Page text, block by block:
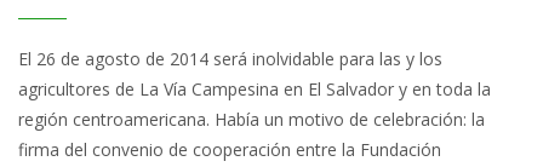
El 26 de agosto de 2014 será inolvidable para las y los
agricultores de La Vía Campesina en El Salvador y en toda la
región centroamericana. Había un motivo de celebración: la
firma del convenio de cooperación entre la Fundación